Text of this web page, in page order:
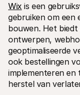
Wix is een
gebruiken om een
bouwen. Het biedt
ontwerpen,
geoptimaliseerde
ook bestellingen
implementeren
herstel van